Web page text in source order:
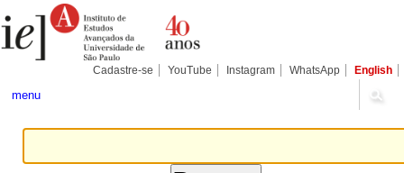
para
conteúdo.
Pessoais
Cadastre-se YouTube Instagram WhatsApp English
menu